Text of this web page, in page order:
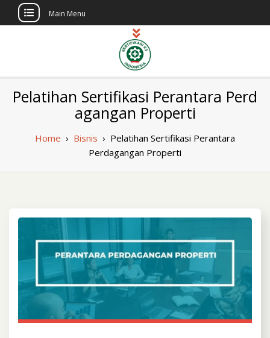
Main Menu
Sertifikasi K3
Indonesia
Berlisensi
Pelatihan Sertifikasi Perantara Perd
agangan Properti
Home › Bisnis › Pelatihan Sertifikasi Perantara
Perdagangan Properti